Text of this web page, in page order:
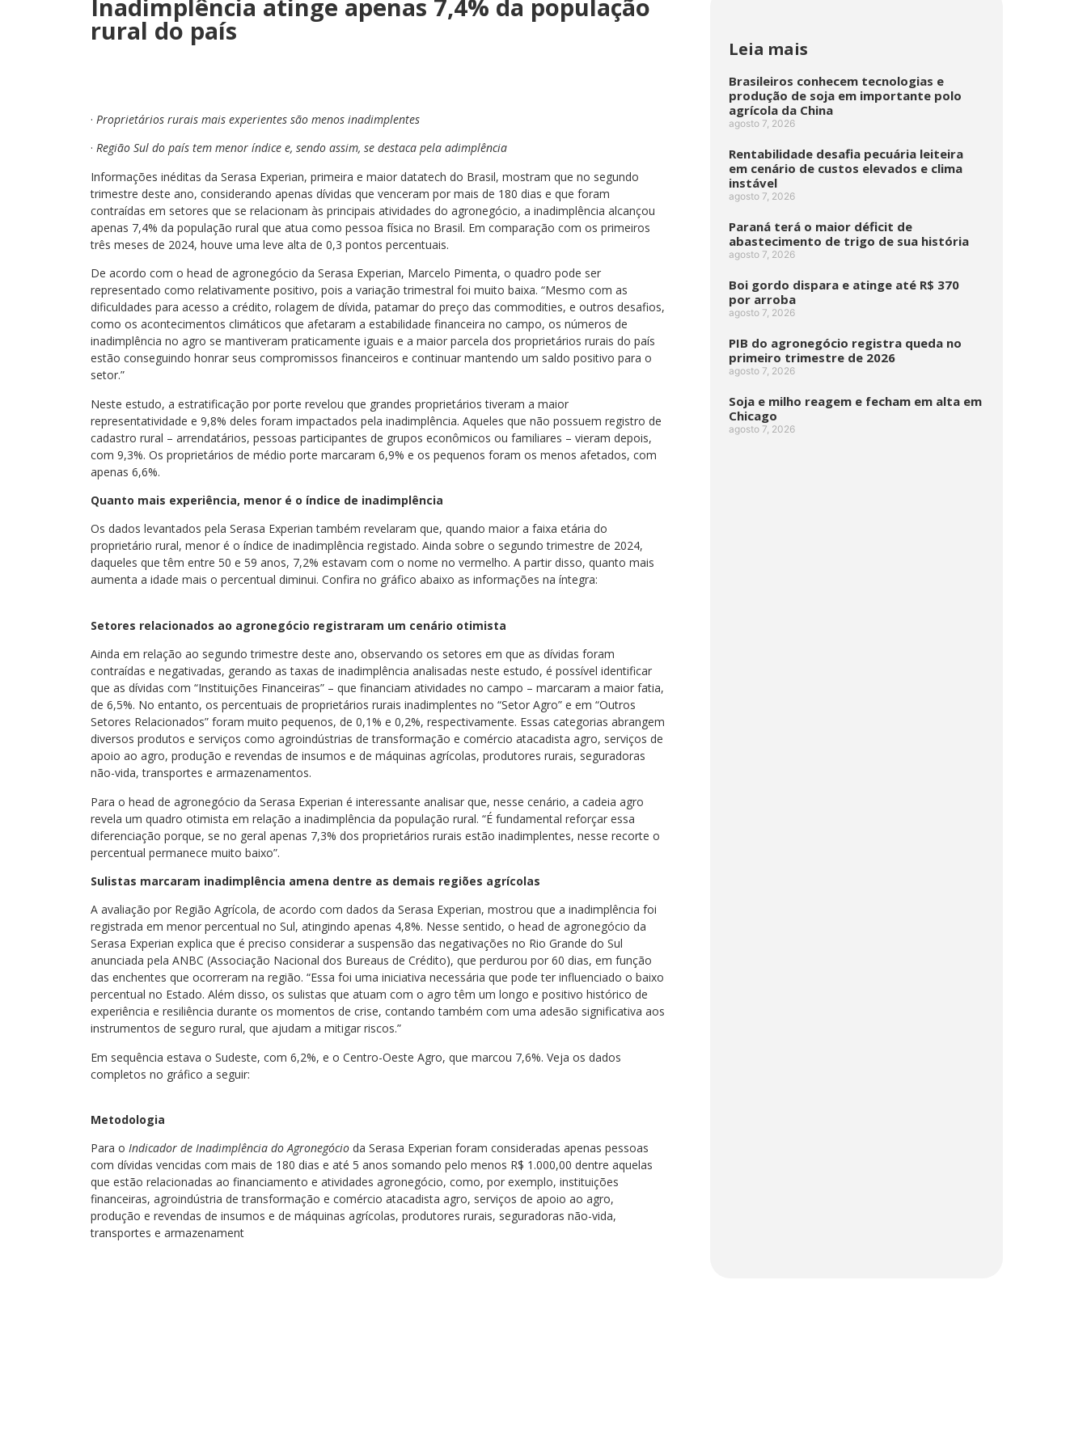
Inadimplência atinge apenas 7,4% da população
rural do país
· Proprietários rurais mais experientes são menos inadimplentes
· Região Sul do país tem menor índice e, sendo assim, se destaca pela adimplência
Informações inéditas da Serasa Experian, primeira e maior datatech do Brasil, mostram que no segundo
trimestre deste ano, considerando apenas dívidas que venceram por mais de 180 dias e que foram
contraídas em setores que se relacionam às principais atividades do agronegócio, a inadimplência alcançou
apenas 7,4% da população rural que atua como pessoa física no Brasil. Em comparação com os primeiros
três meses de 2024, houve uma leve alta de 0,3 pontos percentuais.
De acordo com o head de agronegócio da Serasa Experian, Marcelo Pimenta, o quadro pode ser
representado como relativamente positivo, pois a variação trimestral foi muito baixa. “Mesmo com as
dificuldades para acesso a crédito, rolagem de dívida, patamar do preço das commodities, e outros desafios,
como os acontecimentos climáticos que afetaram a estabilidade financeira no campo, os números de
inadimplência no agro se mantiveram praticamente iguais e a maior parcela dos proprietários rurais do país
estão conseguindo honrar seus compromissos financeiros e continuar mantendo um saldo positivo para o
setor.”
Neste estudo, a estratificação por porte revelou que grandes proprietários tiveram a maior
representatividade e 9,8% deles foram impactados pela inadimplência. Aqueles que não possuem registro de
cadastro rural – arrendatários, pessoas participantes de grupos econômicos ou familiares – vieram depois,
com 9,3%. Os proprietários de médio porte marcaram 6,9% e os pequenos foram os menos afetados, com
apenas 6,6%.
Quanto mais experiência, menor é o índice de inadimplência
Os dados levantados pela Serasa Experian também revelaram que, quando maior a faixa etária do
proprietário rural, menor é o índice de inadimplência registado. Ainda sobre o segundo trimestre de 2024,
daqueles que têm entre 50 e 59 anos, 7,2% estavam com o nome no vermelho. A partir disso, quanto mais
aumenta a idade mais o percentual diminui. Confira no gráfico abaixo as informações na íntegra:
Setores relacionados ao agronegócio registraram um cenário otimista
Ainda em relação ao segundo trimestre deste ano, observando os setores em que as dívidas foram
contraídas e negativadas, gerando as taxas de inadimplência analisadas neste estudo, é possível identificar
que as dívidas com “Instituições Financeiras” – que financiam atividades no campo – marcaram a maior fatia,
de 6,5%. No entanto, os percentuais de proprietários rurais inadimplentes no “Setor Agro” e em “Outros
Setores Relacionados” foram muito pequenos, de 0,1% e 0,2%, respectivamente. Essas categorias abrangem
diversos produtos e serviços como agroindústrias de transformação e comércio atacadista agro, serviços de
apoio ao agro, produção e revendas de insumos e de máquinas agrícolas, produtores rurais, seguradoras
não-vida, transportes e armazenamentos.
Para o head de agronegócio da Serasa Experian é interessante analisar que, nesse cenário, a cadeia agro
revela um quadro otimista em relação a inadimplência da população rural. “É fundamental reforçar essa
diferenciação porque, se no geral apenas 7,3% dos proprietários rurais estão inadimplentes, nesse recorte o
percentual permanece muito baixo”.
Sulistas marcaram inadimplência amena dentre as demais regiões agrícolas
A avaliação por Região Agrícola, de acordo com dados da Serasa Experian, mostrou que a inadimplência foi
registrada em menor percentual no Sul, atingindo apenas 4,8%. Nesse sentido, o head de agronegócio da
Serasa Experian explica que é preciso considerar a suspensão das negativações no Rio Grande do Sul
anunciada pela ANBC (Associação Nacional dos Bureaus de Crédito), que perdurou por 60 dias, em função
das enchentes que ocorreram na região. “Essa foi uma iniciativa necessária que pode ter influenciado o baixo
percentual no Estado. Além disso, os sulistas que atuam com o agro têm um longo e positivo histórico de
experiência e resiliência durante os momentos de crise, contando também com uma adesão significativa aos
instrumentos de seguro rural, que ajudam a mitigar riscos.”
Em sequência estava o Sudeste, com 6,2%, e o Centro-Oeste Agro, que marcou 7,6%. Veja os dados
completos no gráfico a seguir:
Metodologia
Para o Indicador de Inadimplência do Agronegócio da Serasa Experian foram consideradas apenas pessoas
com dívidas vencidas com mais de 180 dias e até 5 anos somando pelo menos R$ 1.000,00 dentre aquelas
que estão relacionadas ao financiamento e atividades agronegócio, como, por exemplo, instituições
financeiras, agroindústria de transformação e comércio atacadista agro, serviços de apoio ao agro,
produção e revendas de insumos e de máquinas agrícolas, produtores rurais, seguradoras não-vida,
transportes e armazenament
Leia mais
Brasileiros conhecem tecnologias e
produção de soja em importante polo
agrícola da China
agosto 7, 2026
Rentabilidade desafia pecuária leiteira
em cenário de custos elevados e clima
instável
agosto 7, 2026
Paraná terá o maior déficit de
abastecimento de trigo de sua história
agosto 7, 2026
Boi gordo dispara e atinge até R$ 370
por arroba
agosto 7, 2026
PIB do agronegócio registra queda no
primeiro trimestre de 2026
agosto 7, 2026
Soja e milho reagem e fecham em alta em
Chicago
agosto 7, 2026